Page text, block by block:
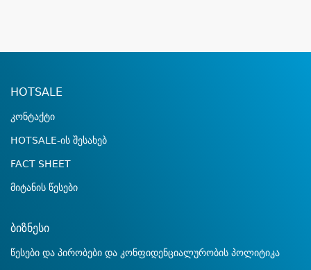
HOTSALE
კონტაქტი
HOTSALE-ის შესახებ
FACT SHEET
მიტანის წესები
ბიზნესი
წესები და პირობები და კონფიდენციალურობის პოლიტიკა